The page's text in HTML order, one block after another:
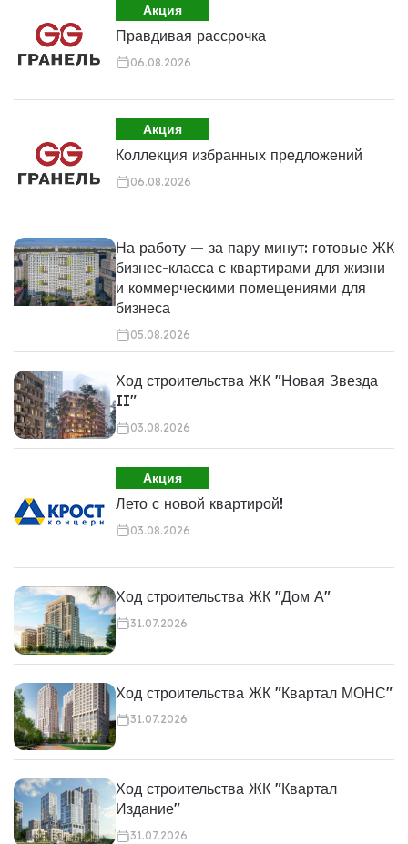
Акция
Правдивая рассрочка
06.08.2026
Акция
Коллекция избранных предложений
06.08.2026
На работу — за пару минут: готовые ЖК
бизнес-класса с квартирами для жизни
и коммерческими помещениями для
бизнеса
05.08.2026
Ход строительства ЖК "Новая Звезда
II"
03.08.2026
Акция
Лето с новой квартирой!
03.08.2026
Ход строительства ЖК "Дом А"
31.07.2026
Ход строительства ЖК "Квартал МОНС"
31.07.2026
Ход строительства ЖК "Квартал
Издание"
31.07.2026